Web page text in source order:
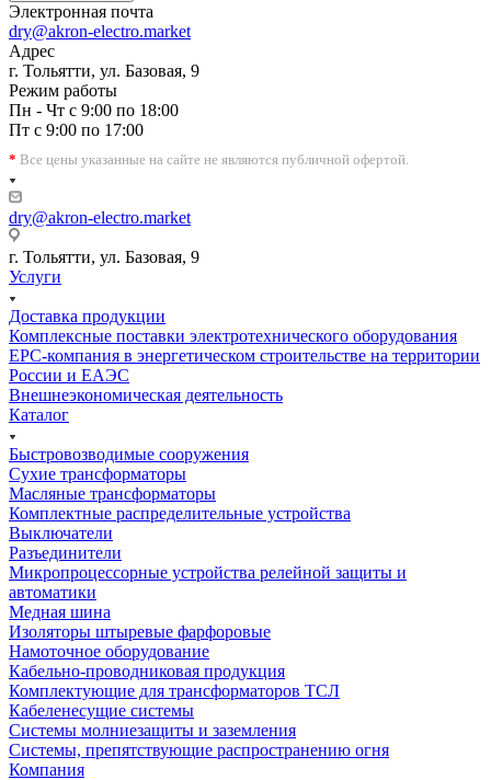
Электронная почта
dry@akron-electro.market
Адрес
г. Тольятти, ул. Базовая, 9
Режим работы
Пн - Чт с 9:00 по 18:00
Пт с 9:00 по 17:00
* Все цены указанные на сайте не являются публичной офертой.
dry@akron-electro.market
г. Тольятти, ул. Базовая, 9
Услуги
Доставка продукции
Комплексные поставки электротехнического оборудования
EPC-компания в энергетическом строительстве на территории
России и ЕАЭС
Внешнеэкономическая деятельность
Каталог
Быстровозводимые сооружения
Сухие трансформаторы
Масляные трансформаторы
Комплектные распределительные устройства
Выключатели
Разъединители
Микропроцессорные устройства релейной защиты и
автоматики
Медная шина
Изоляторы штыревые фарфоровые
Намоточное оборудование
Кабельно-проводниковая продукция
Комплектующие для трансформаторов ТСЛ
Кабеленесущие системы
Системы молниезащиты и заземления
Системы, препятствующие распространению огня
Компания